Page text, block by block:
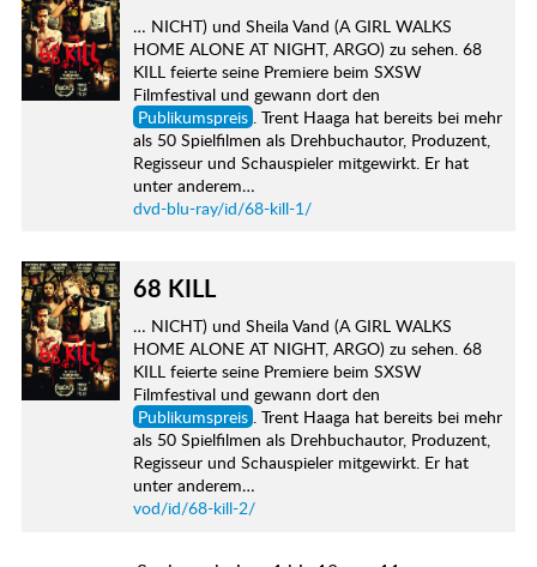
… NICHT) und Sheila Vand (A GIRL WALKS
HOME ALONE AT NIGHT, ARGO) zu sehen. 68
KILL feierte seine Premiere beim SXSW
Filmfestival und gewann dort den
Publikumspreis . Trent Haaga hat bereits bei mehr
als 50 Spielfilmen als Drehbuchautor, Produzent,
Regisseur und Schauspieler mitgewirkt. Er hat
unter anderem…
dvd-blu-ray/id/68-kill-1/
68 KILL
… NICHT) und Sheila Vand (A GIRL WALKS
HOME ALONE AT NIGHT, ARGO) zu sehen. 68
KILL feierte seine Premiere beim SXSW
Filmfestival und gewann dort den
Publikumspreis . Trent Haaga hat bereits bei mehr
als 50 Spielfilmen als Drehbuchautor, Produzent,
Regisseur und Schauspieler mitgewirkt. Er hat
unter anderem…
vod/id/68-kill-2/